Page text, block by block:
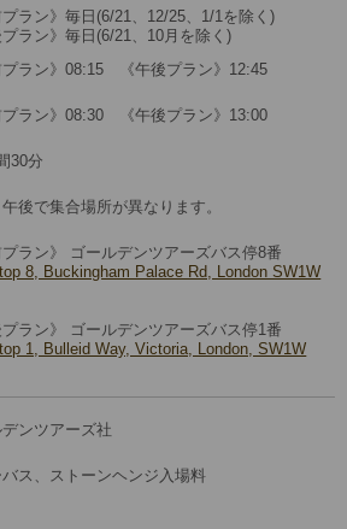
プラン》毎日(6/21、12/25、1/1を除く)
プラン》毎日(6/21、10月を除く)
プラン》08:15 《午後プラン》12:45
プラン》08:30 《午後プラン》13:00
30分
後で集合場所が異なります。
プラン》 ゴールデンツアーズバス停8番
8, Buckingham Palace Rd, London SW1W
プラン》 ゴールデンツアーズバス停1番
1, Bulleid Way, Victoria, London, SW1W
デンツアーズ社
ス、ストーンヘンジ入場料